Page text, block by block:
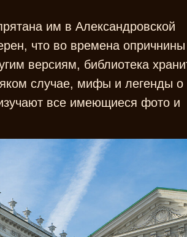
им в Александровской
что во времена опричнины
версиям, библиотека
случае, мифы и легенды о
все имеющиеся фото и